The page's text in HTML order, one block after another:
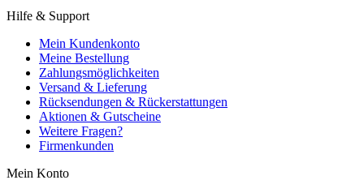
Hilfe & Support
Mein Kundenkonto
Meine Bestellung
Zahlungsmöglichkeiten
Versand & Lieferung
Rücksendungen & Rückerstattungen
Aktionen & Gutscheine
Weitere Fragen?
Firmenkunden
Mein Konto